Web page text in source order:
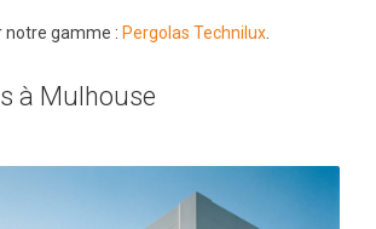
notre gamme : Pergolas Technilux
à Mulhouse